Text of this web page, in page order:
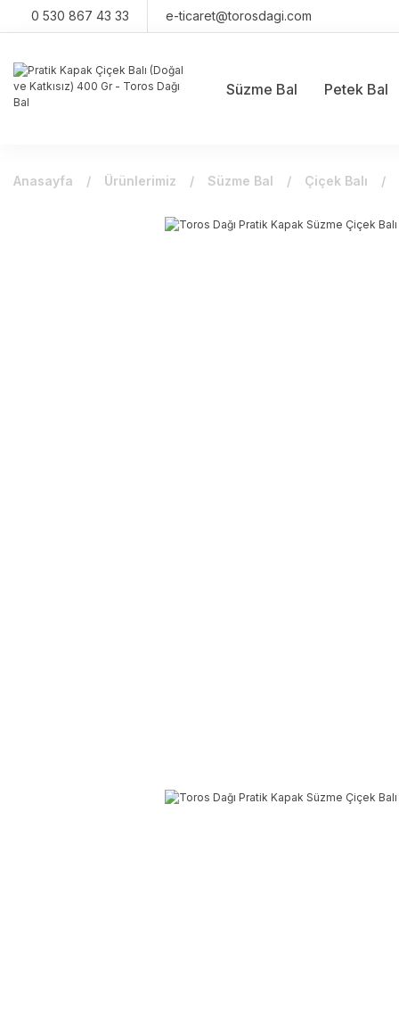
0 530 867 43 33 e-ticaret@torosdagi.com
Süzme Bal Petek Bal
Anasayfa Ürünlerimiz Süzme Bal Çiçek Balı